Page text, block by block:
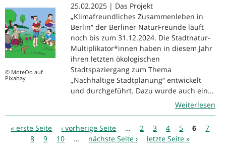
© MoteOo auf
Pixabay
25.02.2025 | Das Projekt
„Klimafreundliches Zusammenleben in
Berlin“ der Berliner NaturFreunde läuft
noch bis zum 31.12.2024. Die Stadtnatur-
Multiplikator*innen haben in diesem Jahr
ihren letzten ökologischen
Stadtspaziergang zum Thema
„Nachhaltige Stadtplanung“ entwickelt
und durchgeführt. Dazu wurde auch ein...
Weiterlesen
Seiten
« erste Seite ‹ vorherige Seite … 2 3 4 5 6
7
8
9 10 … nächste Seite › letzte Seite »